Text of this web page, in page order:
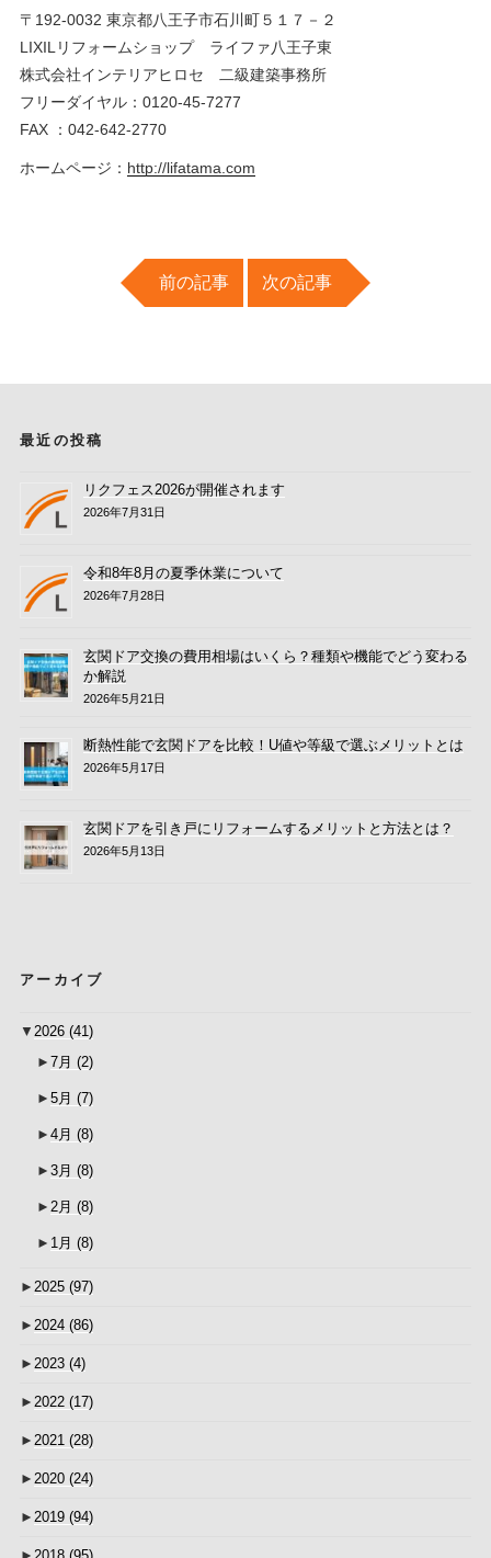
〒192-0032 東京都八王子市石川町５１７－２
LIXILリフォームショップ ライファ八王子東
株式会社インテリアヒロセ 二級建築事務所
フリーダイヤル：0120-45-7277
FAX ：042-642-2770
ホームページ： http://lifatama.com
前の記事 次の記事
最近の投稿
リクフェス2026が開催されます
2026年7月31日
令和8年8月の夏季休業について
2026年7月28日
玄関ドア交換の費用相場はいくら？種類や機能でどう変わる
か解説
2026年5月21日
断熱性能で玄関ドアを比較！U値や等級で選ぶメリットとは
2026年5月17日
玄関ドアを引き戸にリフォームするメリットと方法とは？
2026年5月13日
アーカイブ
▼ 2026 (41)
► 7月 (2)
► 5月 (7)
► 4月 (8)
► 3月 (8)
► 2月 (8)
► 1月 (8)
► 2025 (97)
► 2024 (86)
► 2023 (4)
► 2022 (17)
► 2021 (28)
► 2020 (24)
► 2019 (94)